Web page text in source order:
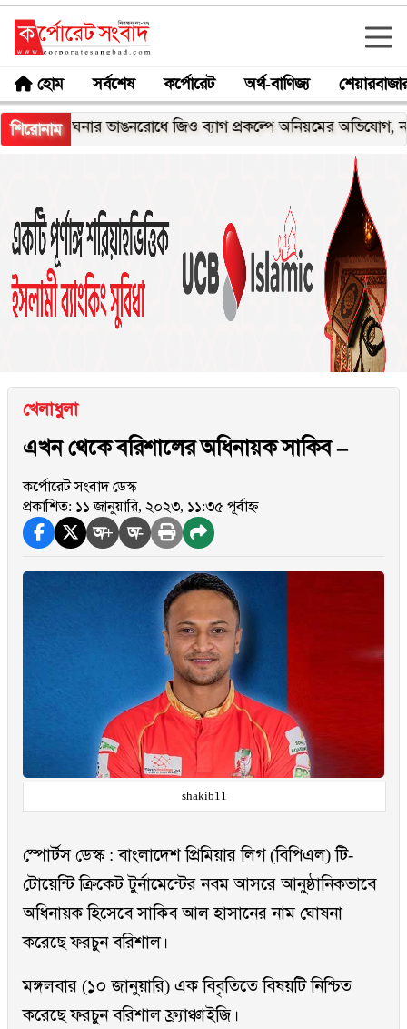
হোম সর্বশেষ কর্পোরেট অর্থ-বাণিজ্য
শিরোনাম
মেঘনার ভাঙনরোধে জিও ব্যাগ প্রকল্পে অনিয়মের অভিযোগ, নদীরকূলে
খেলাধুলা
এখন থেকে বরিশালের অধিনায়ক সাকিব –
কর্পোরেট সংবাদ ডেস্ক
প্রকাশিত: ১১ জানুয়ারি, ২০২৩, ১১:৩৫ পূর্বাহ্ন
অ+ অ-
shakib11
স্পোর্টস ডেস্ক : বাংলাদেশ প্রিমিয়ার লিগ (বিপিএল) টি-
টোয়েন্টি ক্রিকেট টুর্নামেন্টের নবম আসরে আনুষ্ঠানিকভাবে
অধিনায়ক হিসেবে সাকিব আল হাসানের নাম ঘোষনা
করেছে ফরচুন বরিশাল।
মঙ্গলবার (১০ জানুয়ারি) এক বিবৃতিতে বিষয়টি নিশ্চিত
করেছে ফরচুন বরিশাল ফ্র্যাঞ্চাইজি।